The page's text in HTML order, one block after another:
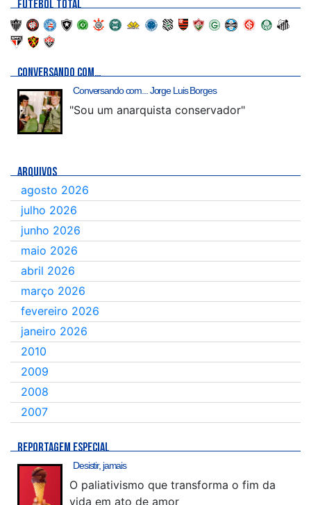
FUTEBOL TOTAL
CONVERSANDO COM…
Conversando com... Jorge Luis Borges
"Sou um anarquista conservador"
ARQUIVOS
agosto 2026
julho 2026
junho 2026
maio 2026
abril 2026
março 2026
fevereiro 2026
janeiro 2026
2010
2009
2008
2007
REPORTAGEM ESPECIAL
Desistir, jamais
O paliativismo que transforma o fim da
vida em ato de amor